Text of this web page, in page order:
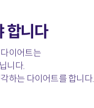
합니다
이어트는
니다.
하는 다이어트를 합니다.